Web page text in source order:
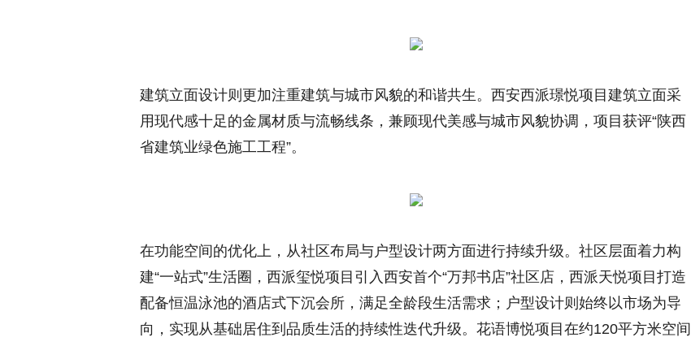
建筑立面设计则更加注重建筑与城市风貌的和谐共生。西安西派璟悦项目建筑立面采
用现代感十足的金属材质与流畅线条，兼顾现代美感与城市风貌协调，项目获评“陕西
省建筑业绿色施工工程”。
在功能空间的优化上，从社区布局与户型设计两方面进行持续升级。社区层面着力构
建“一站式”生活圈，西派玺悦项目引入西安首个“万邦书店”社区店，西派天悦项目打造
配备恒温泳池的酒店式下沉会所，满足全龄段生活需求；户型设计则始终以市场为导
向，实现从基础居住到品质生活的持续性迭代升级。花语博悦项目在约120平方米空间